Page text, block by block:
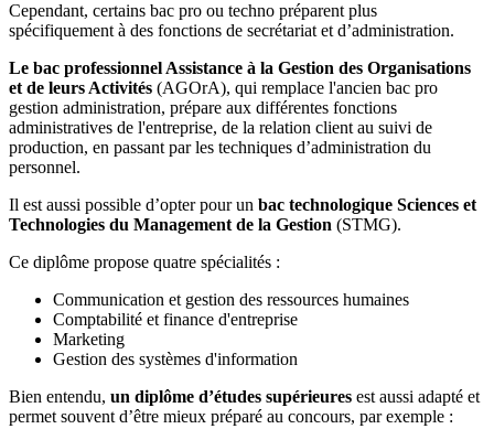
Cependant, certains bac pro ou techno préparent plus
spécifiquement à des fonctions de secrétariat et d’administration.
Le bac professionnel Assistance à la Gestion des Organisations
et de leurs Activités (AGOrA), qui remplace l'ancien bac pro
gestion administration, prépare aux différentes fonctions
administratives de l'entreprise, de la relation client au suivi de
production, en passant par les techniques d’administration du
personnel.
Il est aussi possible d’opter pour un bac technologique Sciences et
Technologies du Management de la Gestion (STMG).
Ce diplôme propose quatre spécialités :
Communication et gestion des ressources humaines
Comptabilité et finance d'entreprise
Marketing
Gestion des systèmes d'information
Bien entendu, un diplôme d’études supérieures est aussi adapté et
permet souvent d’être mieux préparé au concours, par exemple :